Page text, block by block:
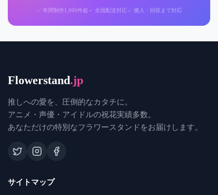
✓ 年間制作1,000件超 ✓ 全国配送対応 ✓ 搬入・回収まで対応
Flowerstand.jp
推しへの愛を、圧倒的なカタチに。
アニメ・声優・アイドルの祝花実績多数。
あなただけの特別なフラワースタンドをお届けします。
サイトマップ